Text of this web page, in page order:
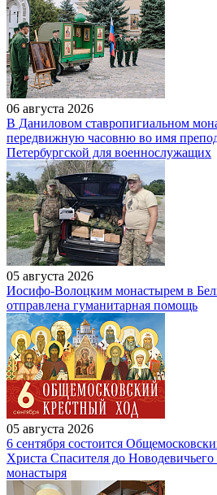
06 августа 2026
В Даниловом ставропигиальном
передвижную часовню во имя
Петербургской для военнослужащих
05 августа 2026
Иосифо-Волоцким монастырем в
отправлена гуманитарная помощь
05 августа 2026
6 сентября состоится
Христа Спасителя до Новодевичьего
монастыря